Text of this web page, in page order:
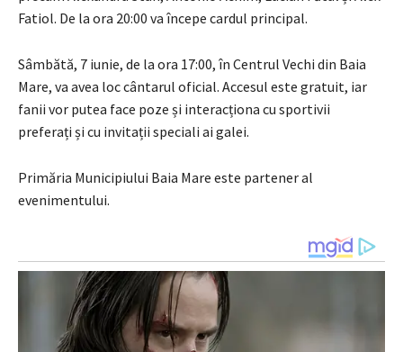
Fatiol. De la ora 20:00 va începe cardul principal.
Sâmbătă, 7 iunie, de la ora 17:00, în Centrul Vechi din Baia
Mare, va avea loc cântarul oficial. Accesul este gratuit, iar
fanii vor putea face poze și interacționa cu sportivii
preferați și cu invitații speciali ai galei.
Primăria Municipiului Baia Mare este partener al
evenimentului.